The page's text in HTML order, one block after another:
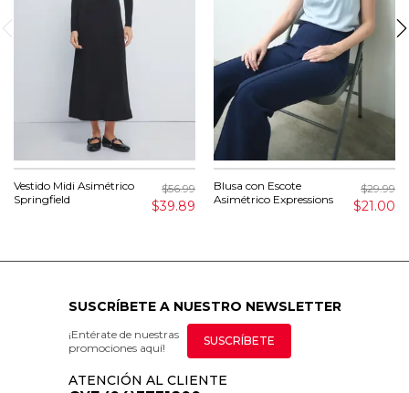
Vestido Midi Asimétrico
Springfield
$56.99
$39.89
Blusa con Escote
Asimétrico Expressions
$29.99
$21.00
SUSCRÍBETE A NUESTRO NEWSLETTER
¡Entérate de nuestras
promociones aquí!
SUSCRÍBETE
ATENCIÓN AL CLIENTE